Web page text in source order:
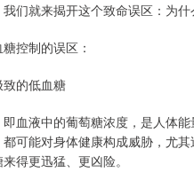
们就来揭开这个致命误区：为
控制的误区：
的低血糖
即血液中的葡萄糖浓度，是人体
都可能对身体健康构成威胁，尤
得更迅猛、更凶险。